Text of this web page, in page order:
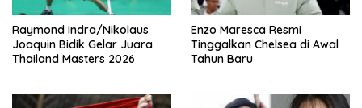
Raymond Indra/Nikolaus
Joaquin Bidik Gelar Juara
Thailand Masters 2026
Enzo Maresca Resmi
Tinggalkan Chelsea di Awal
Tahun Baru